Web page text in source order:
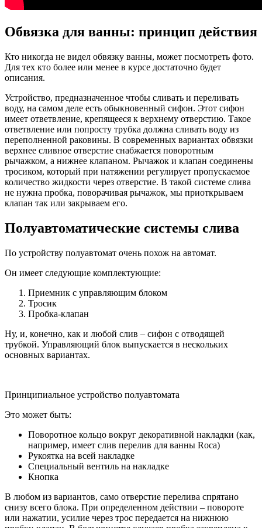
Обвязка для ванны: принцип действия
Кто никогда не видел обвязку ванны, может посмотреть фото.
Для тех кто более или менее в курсе достаточно будет
описания.
Устройство, предназначенное чтобы сливать и переливать
воду, на самом деле есть обыкновенный сифон. Этот сифон
имеет ответвление, крепящееся к верхнему отверстию. Такое
ответвление или попросту трубка должна сливать воду из
переполненной раковины. В современных вариантах обвязки
верхнее сливное отверстие снабжается поворотным
рычажком, а нижнее клапаном. Рычажок и клапан соединены
тросиком, который при натяжении регулирует пропускаемое
количество жидкости через отверстие. В такой системе слива
не нужна пробка, поворачивая рычажок, мы приоткрываем
клапан так или закрываем его.
Полуавтоматические системы слива
По устройству полуавтомат очень похож на автомат.
Он имеет следующие комплектующие:
Приемник с управляющим блоком
Тросик
Пробка-клапан
Ну, и, конечно, как и любой слив – сифон с отводящей
трубкой. Управляющий блок выпускается в нескольких
основных вариантах.
Принципиальное устройство полуавтомата
Это может быть:
Поворотное кольцо вокруг декоративной накладки (как,
например, имеет слив перелив для ванны Roca)
Рукоятка на всей накладке
Специальный вентиль на накладке
Кнопка
В любом из вариантов, само отверстие перелива спрятано
снизу всего блока. При определенном действии – повороте
или нажатии, усилие через трос передается на нижнюю